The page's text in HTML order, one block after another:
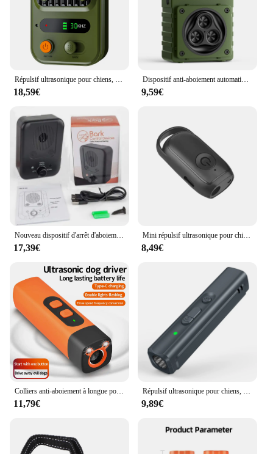
18,59€
Dispositif anti-aboiement automatique à ultrasons pour chien, bouchon d'aboiement aste, répulsif haute puissance, répulsif intérieur et extérieur
9,59€
17,39€
Mini répulsif ultrasonique pour chiens, dispositif d'entraînement Anti-aboiement intelligent et Portable pour chiens de défense en plein air
8,49€
11,79€ 9,89€